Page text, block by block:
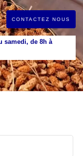
CONTACTEZ NOUS
samedi, de 8h à